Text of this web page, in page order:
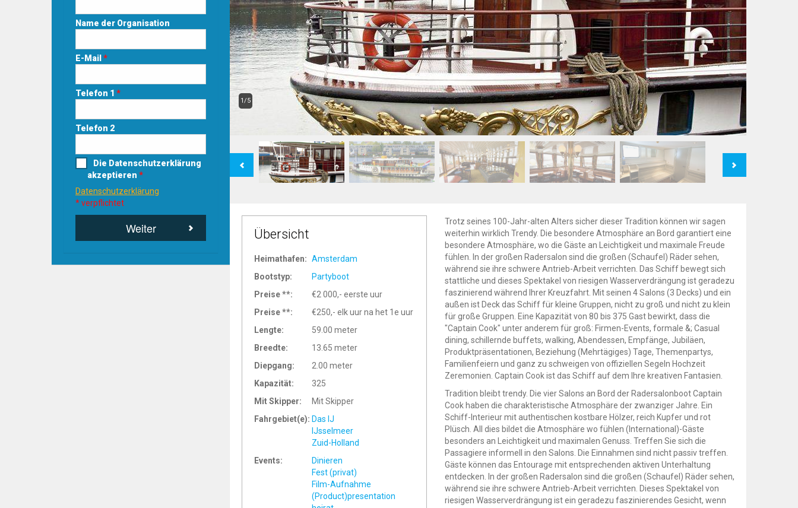
Name der Organisation
E-Mail *
Telefon 1 *
Telefon 2
Die Datenschutzerklärung
akzeptieren *
Datenschutzerklärung
* verpflichtet
Weiter
1/5
Übersicht
Heimathafen: Amsterdam
Bootstyp:
Partyboot
Preise **:
€2 000,- eerste uur
Preise **:
€250,- elk uur na het 1e uur
Lengte:
59.00 meter
Breedte:
13.65 meter
Diepgang:
2.00 meter
Kapazität:
325
Mit Skipper:
Mit Skipper
Fahrgebiet(e): Das IJ
IJsselmeer
Zuid-Holland
Events:
Dinieren
Fest (privat)
Film-Aufnahme
(Product)presentation
Trotz seines 100-Jahr-alten Alters sicher dieser Tradition können wir sagen
weiterhin wirklich Trendy. Die besondere Atmosphäre an Bord garantiert eine
besondere Atmosphäre, wo die Gäste an Leichtigkeit und maximale Freude
fühlen. In der großen Radersalon sind die großen (Schaufel) Räder sehen,
während sie ihre schwere Antrieb-Arbeit verrichten. Das Schiff bewegt sich
stattliche und dieses Spektakel von riesigen Wasserverdrängung ist geradezu
faszinierend während Ihrer Kreuzfahrt. Mit seinen 4 Salons (3 Decks) und ein
außen ist Deck das Schiff für kleine Gruppen, nicht zu groß und nicht zu klein
für große Gruppen. Eine Kapazität von 80 bis 375 Gast bewirkt, dass die
"Captain Cook" unter anderem für groß: Firmen-Events, formale &; Casual
dining, schillernde buffets, walking, Abendessen, Empfänge, Jubiläen,
Produktpräsentationen, Beziehung (Mehrtägiges) Tage, Themenpartys,
Familienfeiern und ganz zu schweigen von offiziellen Segeln Hochzeit
Zeremonien. Captain Cook ist das Schiff auf dem Ihre kreativen Fantasien.
Tradition bleibt trendy. Die vier Salons an Bord der Radersalonboot Captain
Cook haben die charakteristische Atmosphäre der zwanziger Jahre. Ein
Schiff-Interieur mit authentischen kostbare Hölzer, reich Kupfer und rot
Plüsch. All dies bildet die Atmosphäre wo fühlen (International)-Gäste
besonders an Leichtigkeit und maximalen Genuss. Treffen Sie sich die
Passagiere informell in den Salons. Die Einnahmen sind nicht passiv treffen.
Gäste können das Entourage mit entsprechenden aktiven Unterhaltung
entdecken. In der großen Radersalon sind die großen (Schaufel) Räder sehen,
während sie ihre schwere Antrieb-Arbeit verrichten. Dieses Spektakel von
riesigen Wasserverdrängung ist ein geradezu faszinierendes Gesicht, wenn